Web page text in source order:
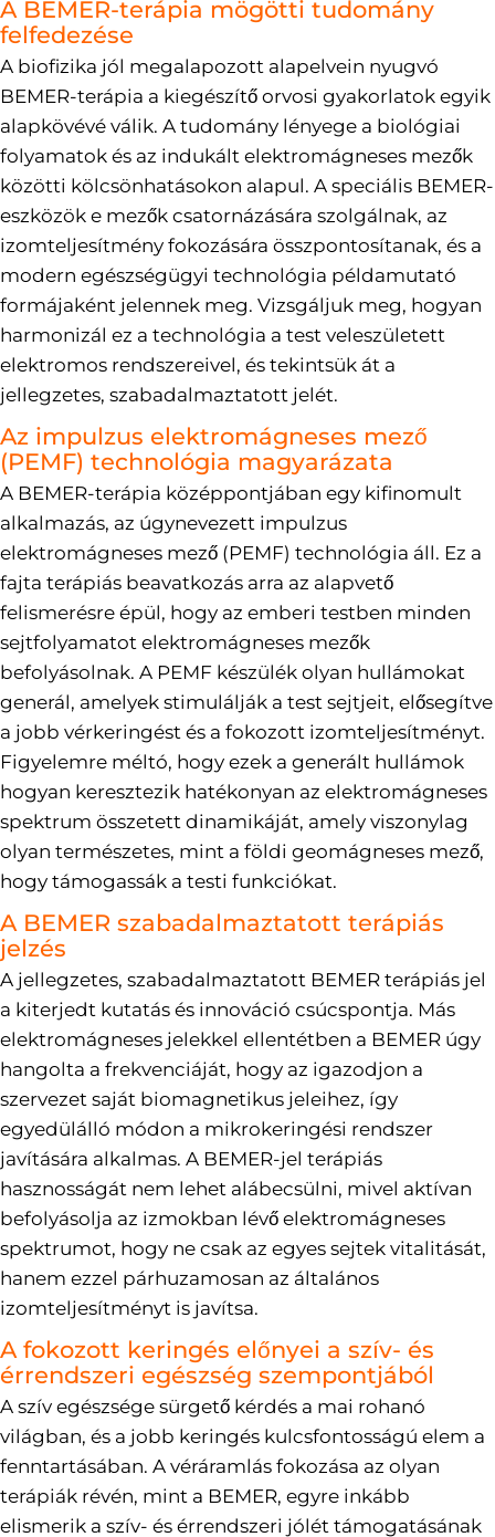
A BEMER-terápia mögötti tudomány
felfedezése
A biofizika jól megalapozott alapelvein nyugvó
BEMER-terápia a kiegészítő orvosi gyakorlatok egyik
alapkövévé válik. A tudomány lényege a biológiai
folyamatok és az indukált elektromágneses mezők
közötti kölcsönhatásokon alapul. A speciális BEMER-
eszközök e mezők csatornázására szolgálnak, az
izomteljesítmény fokozására összpontosítanak, és a
modern egészségügyi technológia példamutató
formájaként jelennek meg. Vizsgáljuk meg, hogyan
harmonizál ez a technológia a test veleszületett
elektromos rendszereivel, és tekintsük át a
jellegzetes, szabadalmaztatott jelét.
Az impulzus elektromágneses mező
(PEMF) technológia magyarázata
A BEMER-terápia középpontjában egy kifinomult
alkalmazás, az úgynevezett impulzus
elektromágneses mező (PEMF) technológia áll. Ez a
fajta terápiás beavatkozás arra az alapvető
felismerésre épül, hogy az emberi testben minden
sejtfolyamatot elektromágneses mezők
befolyásolnak. A PEMF készülék olyan hullámokat
generál, amelyek stimulálják a test sejtjeit, elősegítve
a jobb vérkeringést és a fokozott izomteljesítményt.
Figyelemre méltó, hogy ezek a generált hullámok
hogyan keresztezik hatékonyan az elektromágneses
spektrum összetett dinamikáját, amely viszonylag
olyan természetes, mint a földi geomágneses mező,
hogy támogassák a testi funkciókat.
A BEMER szabadalmaztatott terápiás
jelzés
A jellegzetes, szabadalmaztatott BEMER terápiás jel
a kiterjedt kutatás és innováció csúcspontja. Más
elektromágneses jelekkel ellentétben a BEMER úgy
hangolta a frekvenciáját, hogy az igazodjon a
szervezet saját biomagnetikus jeleihez, így
egyedülálló módon a mikrokeringési rendszer
javítására alkalmas. A BEMER-jel terápiás
hasznosságát nem lehet alábecsülni, mivel aktívan
befolyásolja az izmokban lévő elektromágneses
spektrumot, hogy ne csak az egyes sejtek vitalitását,
hanem ezzel párhuzamosan az általános
izomteljesítményt is javítsa.
A fokozott keringés előnyei a szív- és
érrendszeri egészség szempontjából
A szív egészsége sürgető kérdés a mai rohanó
világban, és a jobb keringés kulcsfontosságú elem a
fenntartásában. A véráramlás fokozása az olyan
terápiák révén, mint a BEMER, egyre inkább
elismerik a szív- és érrendszeri jólét támogatásának